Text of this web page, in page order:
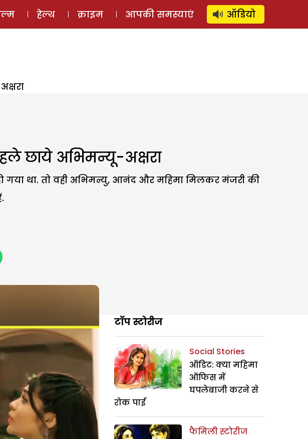
ऑडियो स्टोरी लॉग इन ⚲ SUBSCRIBE
हेल्थ क्राइम आपकी समस्याएं ऑडियो
छाये अभिमन्यू-अक्षरा
गया था. तो वही अभिमन्यु, आनंद और महिमा मिलकर मंजरी की
टॉप स्टोरीज
Social Stories
ऑडिट: क्या महिमा
ऑफिस में
घपलेबाजी करने से
रोक पाई
फैमिली स्टोरीज